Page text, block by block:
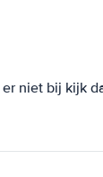
niet bij kijk